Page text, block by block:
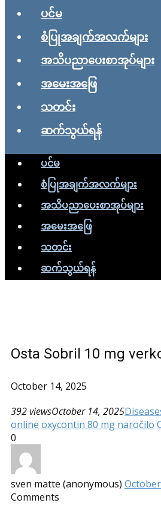
ပင်မ
စံပြုအချက်အလက်များ
အသိပညာပေးစာအုပ်များ
အမေးအဖြေ
သတင်း
ဆက်သွယ်ရန်
ပင်မ
စံပြုအချက်အလက်များ
အသိပညာပေးစာအုပ်များ
အမေးအဖြေ
သတင်း
ဆက်သွယ်ရန်
Osta Sobril 10 mg
October 14, 2025
392 viewsOctober 14, 2025
online oxycontin 80 mg naročilo
0
sven matte (anonymous)
Comments